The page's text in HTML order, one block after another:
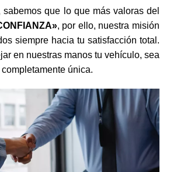
sabemos que lo que más valoras del
, por ello, nuestra misión
siempre hacia tu satisfacción total.
en nuestras manos tu vehículo, sea
única.